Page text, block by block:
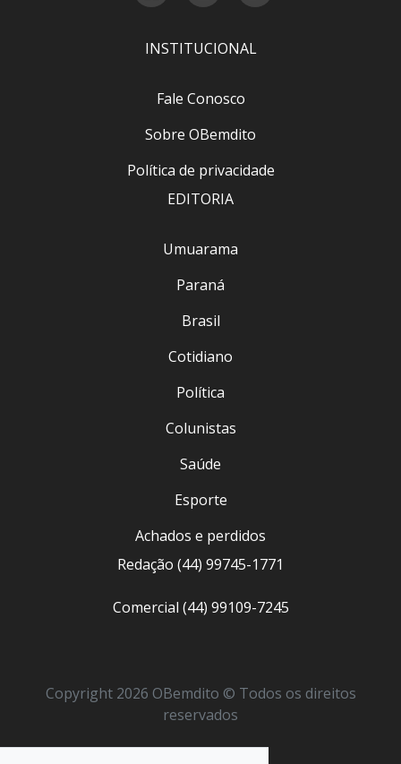
INSTITUCIONAL
Fale Conosco
Sobre OBemdito
Política de privacidade
EDITORIA
Umuarama
Paraná
Brasil
Cotidiano
Política
Colunistas
Saúde
Esporte
Achados e perdidos
Redação (44) 99745-1771
Comercial (44) 99109-7245
Copyright 2026 OBemdito © Todos os direitos
reservados